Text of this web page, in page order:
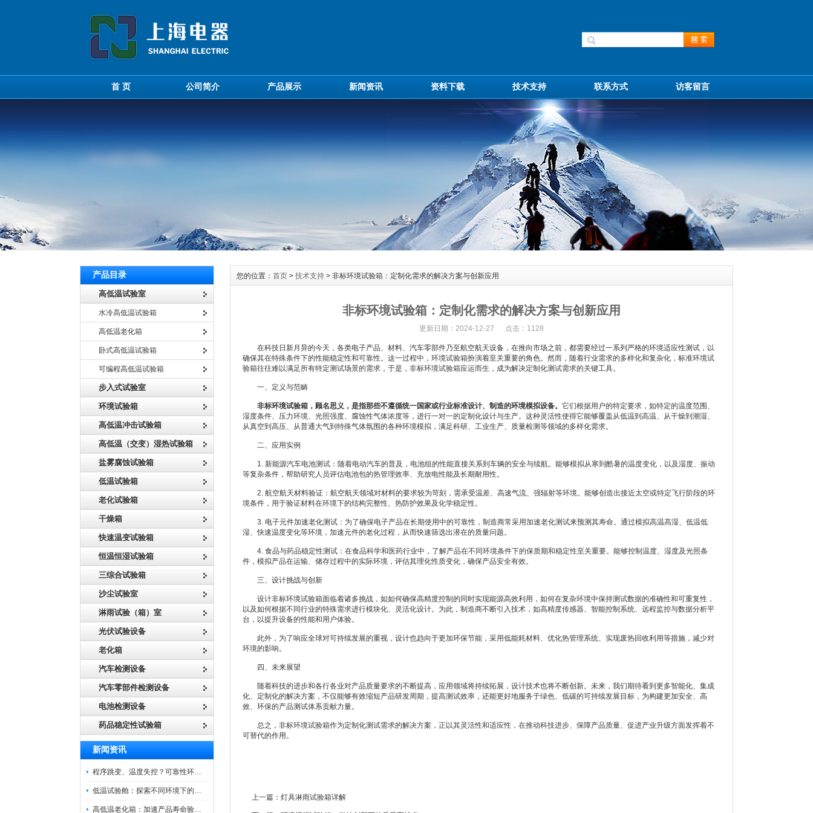
首 页 公司简介 产品展示 新闻资讯 资料下载 技术支持 联系方式 访客留言
产品目录
高低温试验室
水冷高低温试验箱
高低温老化箱
卧式高低温试验箱
可编程高低温试验箱
步入式试验室
环境试验箱
高低温冲击试验箱
高低温（交变）湿热试验箱
盐雾腐蚀试验箱
低温试验箱
老化试验箱
干燥箱
快速温变试验箱
恒温恒湿试验箱
三综合试验箱
沙尘试验室
淋雨试验（箱）室
光伏试验设备
老化箱
汽车检测设备
汽车零部件检测设备
电池检测设备
药品稳定性试验箱
新闻资讯
程序跳变、温度失控？可靠性环境试验箱控制系统故障处理
低温试验舱：探索不同环境下的科技边界
高低温老化箱：加速产品寿命验证的可靠伙伴
您的位置： 首页 > 技术支持 > 非标环境试验箱：定制化需求的解决方案与创新应用
非标环境试验箱：定制化需求的解决方案与创新应用
更新日期：2024-12-27 点击：1128
在科技日新月异的今天，各类电子产品、材料、汽车零部件乃至航空航天设备，在推向市场之前，都需要经过一系列严格的环境适应性测试，以
确保其在特殊条件下的性能稳定性和可靠性。这一过程中，环境试验箱扮演着至关重要的角色。然而，随着行业需求的多样化和复杂化，标准环境试
验箱往往难以满足所有特定测试场景的需求，于是，非标环境试验箱应运而生，成为解决定制化测试需求的关键工具。
一、定义与范畴
非标环境试验箱 ，顾名思义，是指那些不遵循统一国家或行业标准设计、制造的环境模拟设备。 它们根据用户的特定要求，如特定的温度范围、
湿度条件、压力环境、光照强度、腐蚀性气体浓度等，进行一对一的定制化设计与生产。这种灵活性使得它能够覆盖从低温到高温、从干燥到潮湿、
从真空到高压、从普通大气到特殊气体氛围的各种环境模拟，满足科研、工业生产、质量检测等领域的多样化需求。
二、应用实例
1. 新能源汽车电池测试：随着电动汽车的普及，电池组的性能直接关系到车辆的安全与续航。能够模拟从寒到酷暑的温度变化，以及湿度、振动
等复杂条件，帮助研究人员评估电池包的热管理效率、充放电性能及长期耐用性。
2. 航空航天材料验证：航空航天领域对材料的要求较为苛刻，需承受温差、高速气流、强辐射等环境。能够创造出接近太空或特定飞行阶段的环
境条件，用于验证材料在环境下的结构完整性、热防护效果及化学稳定性。
3. 电子元件加速老化测试：为了确保电子产品在长期使用中的可靠性，制造商常采用加速老化测试来预测其寿命。通过模拟高温高湿、低温低
湿、快速温度变化等环境，加速元件的老化过程，从而快速筛选出潜在的质量问题。
4. 食品与药品稳定性测试：在食品科学和医药行业中，了解产品在不同环境条件下的保质期和稳定性至关重要。能够控制温度、湿度及光照条
件，模拟产品在运输、储存过程中的实际环境，评估其理化性质变化，确保产品安全有效。
三、设计挑战与创新
设计非标环境试验箱面临着诸多挑战，如如何确保高精度控制的同时实现能源高效利用，如何在复杂环境中保持测试数据的准确性和可重复性，
以及如何根据不同行业的特殊需求进行模块化、灵活化设计。为此，制造商不断引入技术，如高精度传感器、智能控制系统、远程监控与数据分析平
台，以提升设备的性能和用户体验。
此外，为了响应全球对可持续发展的重视，设计也趋向于更加环保节能，采用低能耗材料、优化热管理系统、实现废热回收利用等措施，减少对
环境的影响。
四、未来展望
随着科技的进步和各行各业对产品质量要求的不断提高，应用领域将持续拓展，设计技术也将不断创新。未来，我们期待看到更多智能化、集成
化、定制化的解决方案，不仅能够有效缩短产品研发周期，提高测试效率，还能更好地服务于绿色、低碳的可持续发展目标，为构建更加安全、高
效、环保的产品测试体系贡献力量。
总之，非标环境试验箱作为定制化测试需求的解决方案，正以其灵活性和适应性，在推动科技进步、保障产品质量、促进产业升级方面发挥着不
可替代的作用。
上一篇： 灯具淋雨试验箱详解